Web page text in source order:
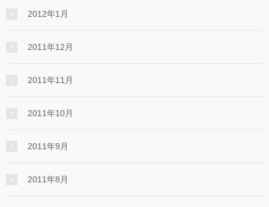
2012年1月
2011年12月
2011年11月
2011年10月
2011年9月
2011年8月